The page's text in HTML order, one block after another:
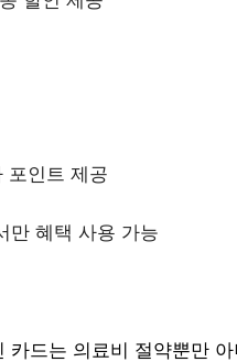
포인트 제공
만 혜택 사용 가능
드는 의료비 절약뿐만